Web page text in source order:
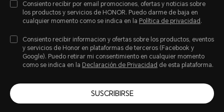
Consiento recibir por email promociones, ofertas y noticias sobre
los productos y servicios de HONOR. Puedo darme de baja en
cualquier momento como se indica en la Política de privacidad .
Consiento recibir informacion y ofertas sobre los productos, eventos
y servicios de Honor en plataformas de terceros (Facebook y
Google). Puedo retirar mi consentimiento en cualquier momento
como se indica en la Declaración de Privacidad de esta plataforma.
SUSCRIBIRSE